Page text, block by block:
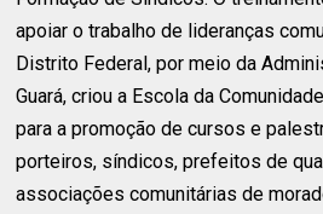
apoiar o trabalho de lideranças
Distrito Federal, por meio da
Guará, criou a Escola da
para a promoção de cursos e
porteiros, síndicos, prefeitos de
associações comunitárias de